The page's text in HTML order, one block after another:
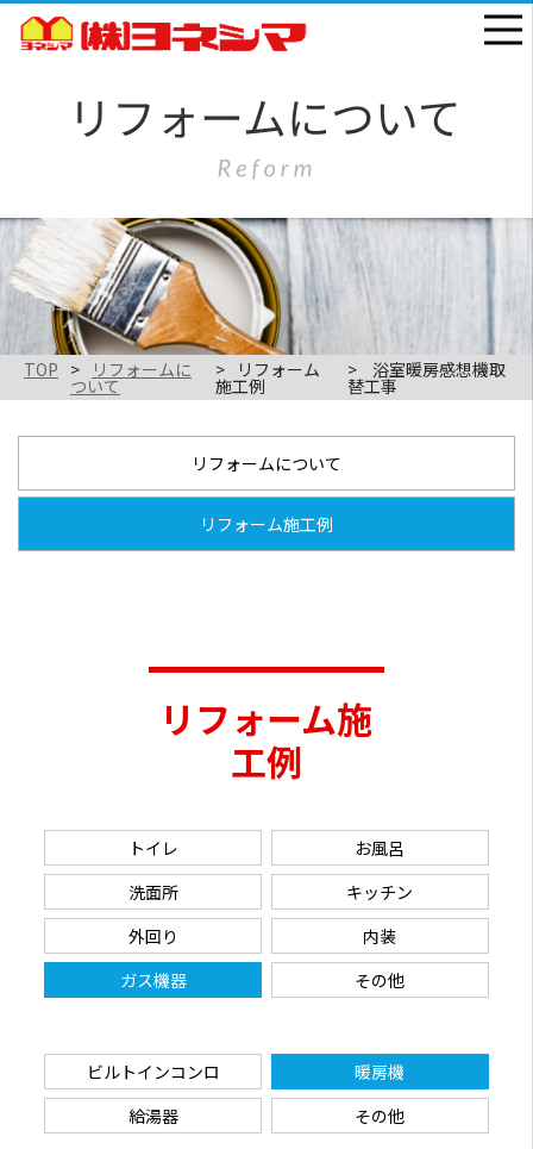
TOP リフォームに
ついて
リフォーム
施工例
浴室暖房感想機取
替工事
リフォームについて
リフォーム施工例
リフォーム施
工例
トイレ
お風呂
洗面所
キッチン
外回り
内装
ガス機器
その他
ビルトインコンロ
暖房機
給湯器
その他